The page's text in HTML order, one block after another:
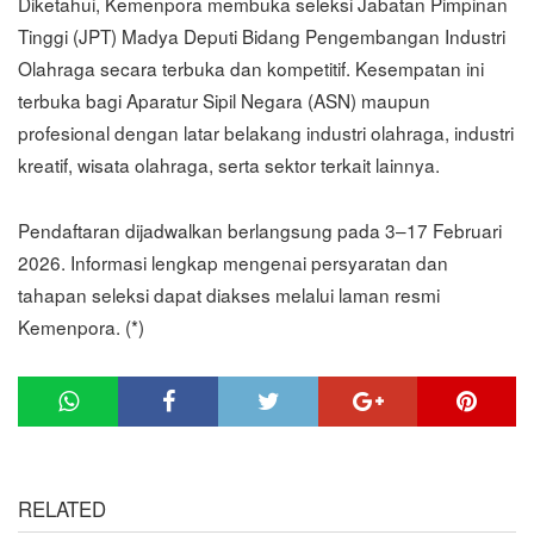
Tinggi (JPT) Madya Deputi Bidang Pengembangan Industri
Olahraga secara terbuka dan kompetitif. Kesempatan ini
terbuka bagi Aparatur Sipil Negara (ASN) maupun
profesional dengan latar belakang industri olahraga, industri
kreatif, wisata olahraga, serta sektor terkait lainnya.
Pendaftaran dijadwalkan berlangsung pada 3–17 Februari
2026. Informasi lengkap mengenai persyaratan dan
tahapan seleksi dapat diakses melalui laman resmi
Kemenpora. (*)
RELATED